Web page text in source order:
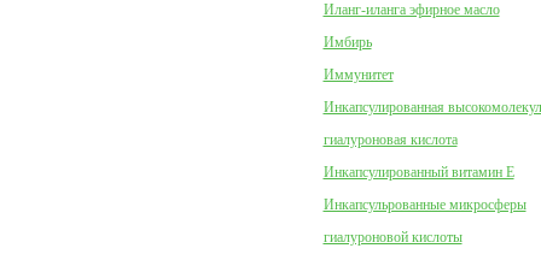
Иланг-иланга эфирное масло
Имбирь
Иммунитет
Инкапсулированная
гиалуроновая кислота
Инкапсулированный витамин Е
Инкапсульрованные микросферы
гиалуроновой кислоты